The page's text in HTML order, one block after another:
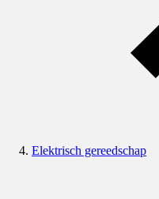
Elektrisch gereedschap